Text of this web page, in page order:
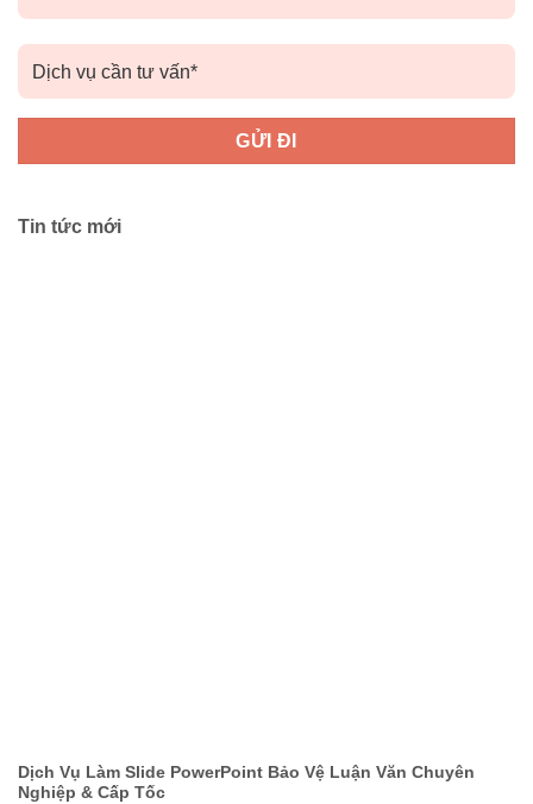
Tin tức mới
Dịch Vụ Làm Slide PowerPoint Bảo Vệ Luận Văn Chuyên
Nghiệp & Cấp Tốc